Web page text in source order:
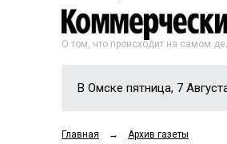
О том, что происходит на самом
В Омске пятница, 7
Главная → Архив газеты